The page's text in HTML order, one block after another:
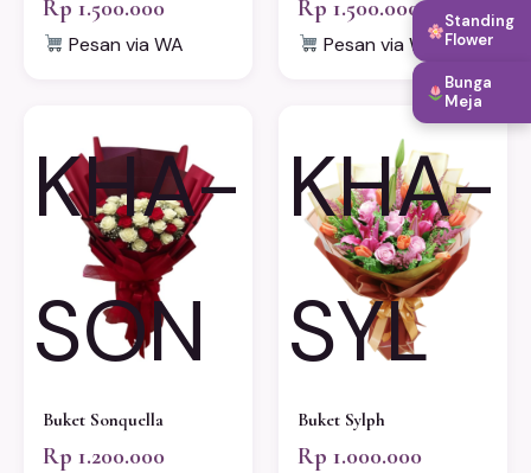
Rp 1.500.000
Pesan via WA
Rp 1.500.000
Pesan via WA
KHA-
SON
Buket Sonquella
Rp 1.200.000
KHA-
SYL
Buket Sylph
Rp 1.000.000
Standing
Flower
Bunga
Meja